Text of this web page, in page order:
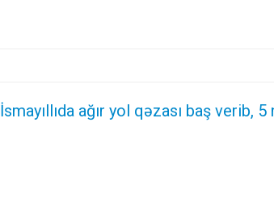
İsmayıllıda ağır yol qəzası baş verib, 5